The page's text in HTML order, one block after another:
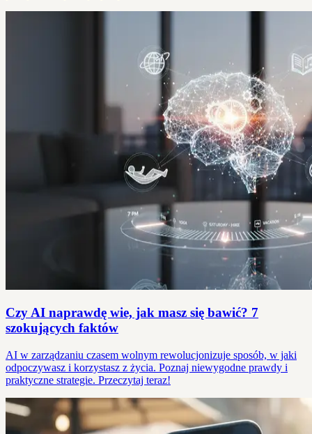
Czy AI naprawdę wie, jak masz się bawić? 7
szokujących faktów
AI w zarządzaniu czasem wolnym rewolucjonizuje sposób, w jaki
odpoczywasz i korzystasz z życia. Poznaj niewygodne prawdy i
praktyczne strategie. Przeczytaj teraz!